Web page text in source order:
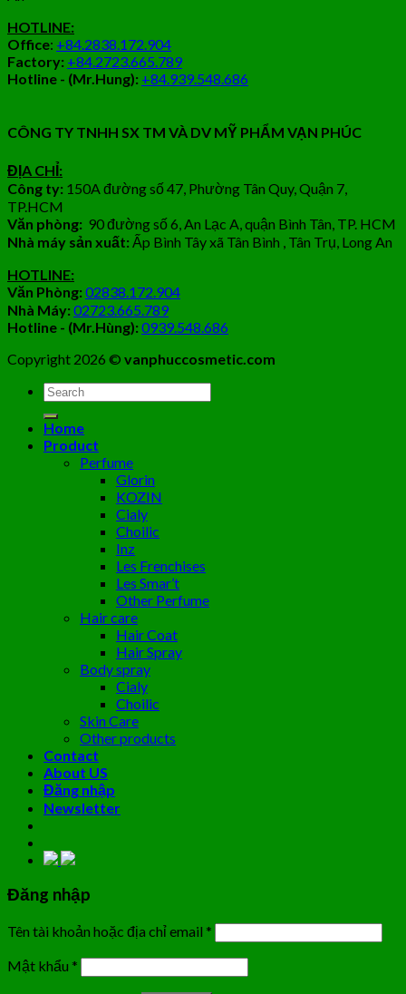
HOTLINE:
Office: +84.2838.172.904
Factory: +84.2723.665.789
Hotline - (Mr.Hung): +84.939.548.686
CÔNG TY TNHH SX TM VÀ DV MỸ PHẨM VẠN PHÚC
ĐỊA CHỈ:
Công ty: 150A đường số 47, Phường Tân Quy, Quận 7,
TP.HCM
Văn phòng: 90 đường số 6, An Lạc A, quận Bình Tân, TP. HCM
Nhà máy sản xuất: Ấp Bình Tây xã Tân Bình , Tân Trụ, Long An
HOTLINE:
Văn Phòng:02838.172.904
Nhà Máy:02723.665.789
Hotline - (Mr.Hùng):0939.548.686
Copyright 2026 © vanphuccosmetic.com
Tìm
kiếm:
Home
Product
Perfume
Glorin
KOZIN
Cialy
Choilic
Inz
Les Frenchises
Les Smar’t
Other Perfume
Hair care
Hair Coat
Hair Spray
Body spray
Cialy
Choilic
Skin Care
Other products
Contact
About US
Đăng nhập
Newsletter
Đăng nhập
Tên tài khoản hoặc địa chỉ email *
Mật khẩu *